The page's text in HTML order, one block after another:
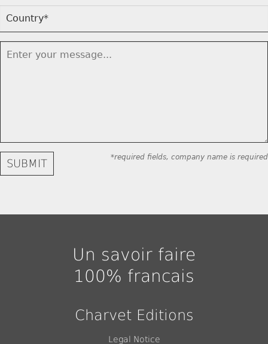
*required fields, company name is required
Un savoir faire
100% francais
Charvet Editions
Legal Notice